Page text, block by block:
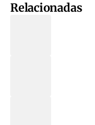
Relacionadas